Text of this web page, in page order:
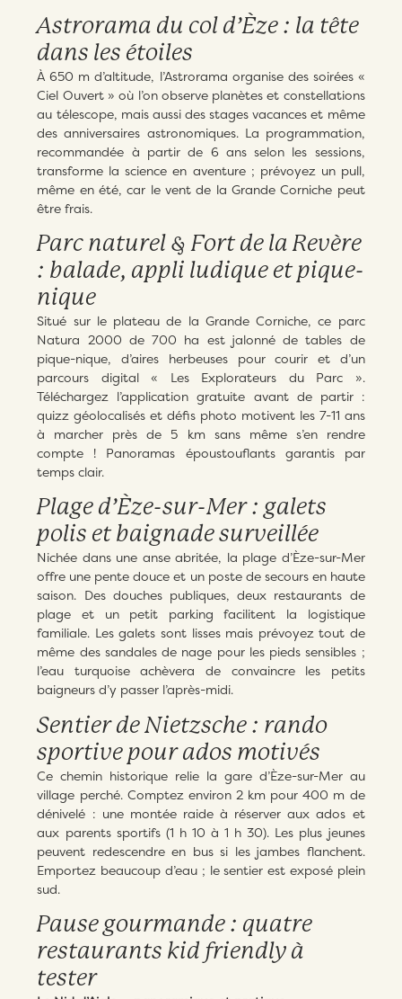
Astrorama du col d’Èze : la tête
dans les étoiles
À 650 m d’altitude, l’Astrorama organise des soirées «
Ciel Ouvert » où l’on observe planètes et constellations
au télescope, mais aussi des stages vacances et même
des anniversaires astronomiques. La programmation,
recommandée à partir de 6 ans selon les sessions,
transforme la science en aventure ; prévoyez un pull,
même en été, car le vent de la Grande Corniche peut
être frais.
Parc naturel & Fort de la Revère
: balade, appli ludique et pique-
nique
Situé sur le plateau de la Grande Corniche, ce parc
Natura 2000 de 700 ha est jalonné de tables de
pique-nique, d’aires herbeuses pour courir et d’un
parcours digital « Les Explorateurs du Parc ».
Téléchargez l’application gratuite avant de partir :
quizz géolocalisés et défis photo motivent les 7-11 ans
à marcher près de 5 km sans même s’en rendre
compte ! Panoramas époustouflants garantis par
temps clair.
Plage d’Èze-sur-Mer : galets
polis et baignade surveillée
Nichée dans une anse abritée, la plage d’Èze-sur-Mer
offre une pente douce et un poste de secours en haute
saison. Des douches publiques, deux restaurants de
plage et un petit parking facilitent la logistique
familiale. Les galets sont lisses mais prévoyez tout de
même des sandales de nage pour les pieds sensibles ;
l’eau turquoise achèvera de convaincre les petits
baigneurs d’y passer l’après-midi.
Sentier de Nietzsche : rando
sportive pour ados motivés
Ce chemin historique relie la gare d’Èze-sur-Mer au
village perché. Comptez environ 2 km pour 400 m de
dénivelé : une montée raide à réserver aux ados et
aux parents sportifs (1 h 10 à 1 h 30). Les plus jeunes
peuvent redescendre en bus si les jambes flanchent.
Emportez beaucoup d’eau ; le sentier est exposé plein
sud.
Pause gourmande : quatre
restaurants kid friendly à
tester